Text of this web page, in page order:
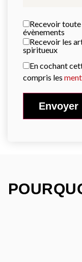
Recevoir toute
évènements
Recevoir les
spiritueux
En cochant
compris les